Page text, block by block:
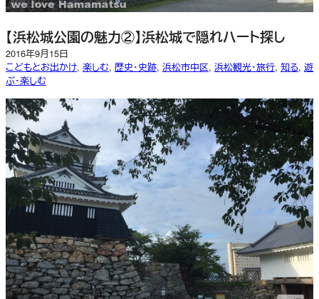
【浜松城公園の魅力②】浜松城で隠れハート探し
2016年9月15日
こどもとお出かけ, 楽しむ, 歴史・史跡, 浜松市中区, 浜松観光・旅行, 知る, 遊
ぶ・楽しむ